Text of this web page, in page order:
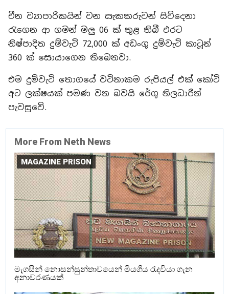
චීන ව්‍යාපාරිකයින් වන සැකකරුවන් සිව්දෙනා
රැගෙන ආ ගමන් මලු 06 ක් තුළ තිබී එරට
නිෂ්පාදිත දුම්වැටි 72,000 ක් අඩංගු දුම්වැටි කාටූන්
360 ක් සොයාගෙන තිබෙනවා.
එම දුම්වැටි තොගයේ වටිනාකම රුපියල් එක් කෝටි
අට ලක්ෂයක් පමණ වන බවයි රේගු නිලධාරීන්
පැවසුවේ.
More From Neth News
MAGAZINE PRISON
මැගසින් නොසන්සුන්තාවයෙන් මියගිය රැදවියා ගැන
අනාවරණයක්